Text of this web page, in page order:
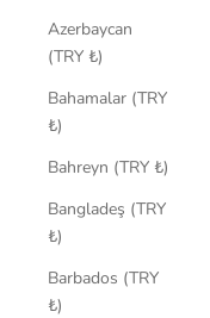
Azerbaycan
(TRY ₺)
Bahamalar (TRY
₺)
Bahreyn (TRY ₺)
Bangladeş (TRY
₺)
Barbados (TRY
₺)